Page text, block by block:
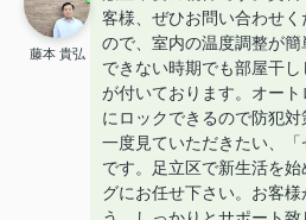
藤本 貴弘
客様、ぜひお問い合わせ
ので、室内の温度調整が
できない時期でも部屋干
が付いております。オー
にロックできるので防犯
一度見ていただきたい、「
です。足立区で新生活を
グにお任せ下さい。お客